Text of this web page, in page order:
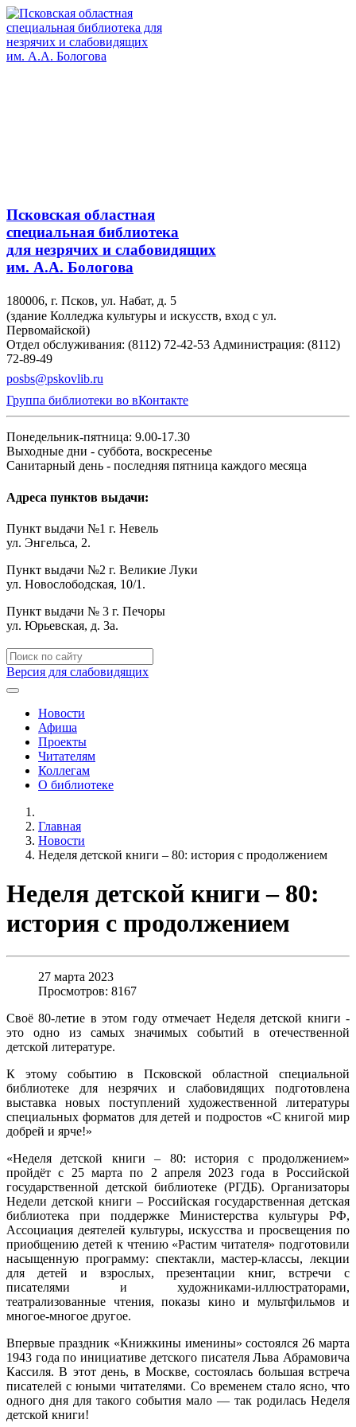
Псковская областная
специальная библиотека
для незрячих и слабовидящих
им. А.А. Бологова
180006, г. Псков, ул. Набат, д. 5
(здание Колледжа культуры и искусств, вход с ул.
Первомайской)
Отдел обслуживания: (8112) 72-42-53 Администрация: (8112)
72-89-49
posbs@pskovlib.ru
Группа библиотеки во вКонтакте
Понедельник-пятница: 9.00-17.30
Выходные дни - суббота, воскресенье
Санитарный день - последняя пятница каждого месяца
Адреса пунктов выдачи:
Пункт выдачи №1 г. Невель
ул. Энгельса, 2.
Пункт выдачи №2 г. Великие Луки
ул. Новослободская, 10/1.
Пункт выдачи № 3 г. Печоры
ул. Юрьевская, д. 3а.
Версия для слабовидящих
Новости
Афиша
Проекты
Читателям
Коллегам
О библиотеке
Главная
Новости
Неделя детской книги – 80: история с продолжением
Неделя детской книги – 80:
история с продолжением
27 марта 2023
Просмотров: 8167
Своё 80-летие в этом году отмечает Неделя детской книги -
это одно из самых значимых событий в отечественной
детской литературе.
К этому событию в Псковской областной специальной
библиотеке для незрячих и слабовидящих подготовлена
выставка новых поступлений художественной литературы
специальных форматов для детей и подростов «С книгой мир
добрей и ярче!»
«Неделя детской книги – 80: история с продолжением»
пройдёт с 25 марта по 2 апреля 2023 года в Российской
государственной детской библиотеке (РГДБ). Организаторы
Недели детской книги – Российская государственная детская
библиотека при поддержке Министерства культуры РФ,
Ассоциация деятелей культуры, искусства и просвещения по
приобщению детей к чтению «Растим читателя» подготовили
насыщенную программу: спектакли, мастер-классы, лекции
для детей и взрослых, презентации книг, встречи с
писателями и художниками-иллюстраторами,
театрализованные чтения, показы кино и мультфильмов и
многое-многое другое.
Впервые праздник «Книжкины именины» состоялся 26 марта
1943 года по инициативе детского писателя Льва Абрамовича
Кассиля. В этот день, в Москве, состоялась большая встреча
писателей с юными читателями. Со временем стало ясно, что
одного дня для такого события мало — так родилась Неделя
детской книги!